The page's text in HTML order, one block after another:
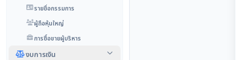
รายชื่อกรรมการ
ผู้ถือหุ้นใหญ่
การซื้อขายผู้บริหาร
งบการเงิน